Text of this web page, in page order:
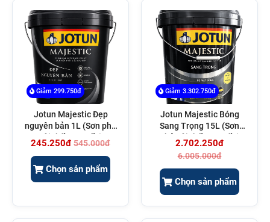
Giảm 299.750đ
Jotun Majestic Đẹp
nguyên bản 1L (Sơn phủ
nội thất cao cấp)
245.250đ 545.000đ
Chọn sản phẩm
Giảm 3.302.750đ
Jotun Majestic Bóng
Sang Trọng 15L (Sơn
phủ nội thất cao cấp)
2.702.250đ
6.005.000đ
Chọn sản phẩm